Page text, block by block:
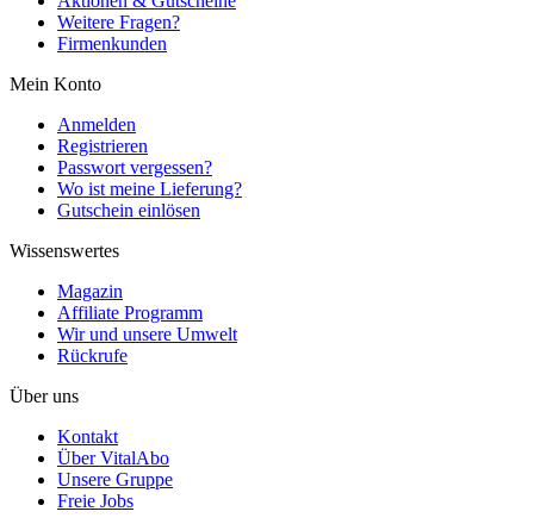
Weitere Fragen?
Firmenkunden
Mein Konto
Anmelden
Registrieren
Passwort vergessen?
Wo ist meine Lieferung?
Gutschein einlösen
Wissenswertes
Magazin
Affiliate Programm
Wir und unsere Umwelt
Rückrufe
Über uns
Kontakt
Über VitalAbo
Unsere Gruppe
Freie Jobs